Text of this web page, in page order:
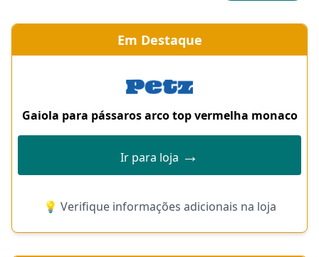
Em Destaque
Gaiola para pássaros arco top vermelha monaco
Ir para loja →
💡 Verifique informações adicionais na loja